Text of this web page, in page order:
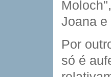
Joana
Por
só é